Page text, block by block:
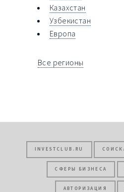
Казахстан
Узбекистан
Европа
Все регионы
INVESTCLUB.RU
СФЕРЫ БИЗНЕСА
АВТОРИЗАЦИЯ